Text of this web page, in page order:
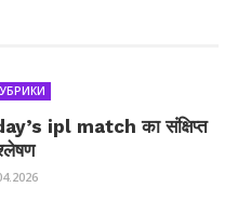
ipl match का संक्षिप्त